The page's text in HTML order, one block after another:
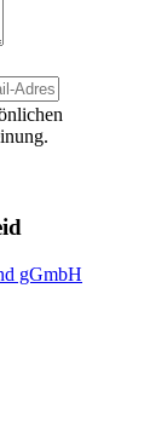
gGmbH